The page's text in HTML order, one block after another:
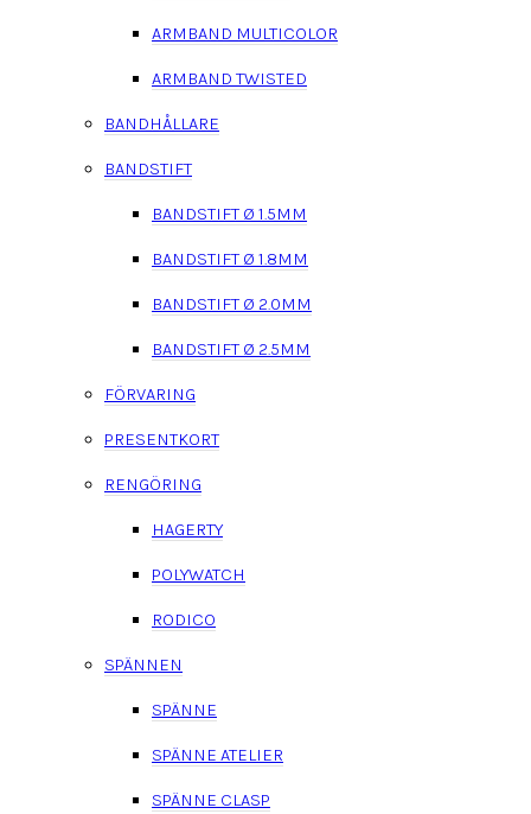
ARMBAND MULTICOLOR
ARMBAND TWISTED
BANDHÅLLARE
BANDSTIFT
BANDSTIFT Ø 1.5MM
BANDSTIFT Ø 1.8MM
BANDSTIFT Ø 2.0MM
BANDSTIFT Ø 2.5MM
FÖRVARING
PRESENTKORT
RENGÖRING
HAGERTY
POLYWATCH
RODICO
SPÄNNEN
SPÄNNE
SPÄNNE ATELIER
SPÄNNE CLASP